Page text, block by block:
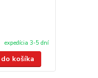
expedícia 3-5 dní
košíka